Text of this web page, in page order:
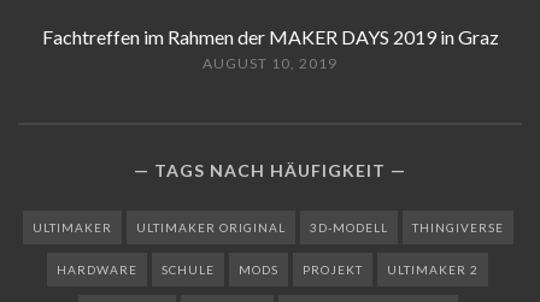
Fachtreffen im Rahmen der MAKER DAYS 2019 in Graz
AUGUST 10, 2019
TAGS NACH HÄUFIGKEIT
ULTIMAKER ULTIMAKER ORIGINAL 3D-MODELL THINGIVERSE
HARDWARE SCHULE MODS PROJEKT ULTIMAKER 2